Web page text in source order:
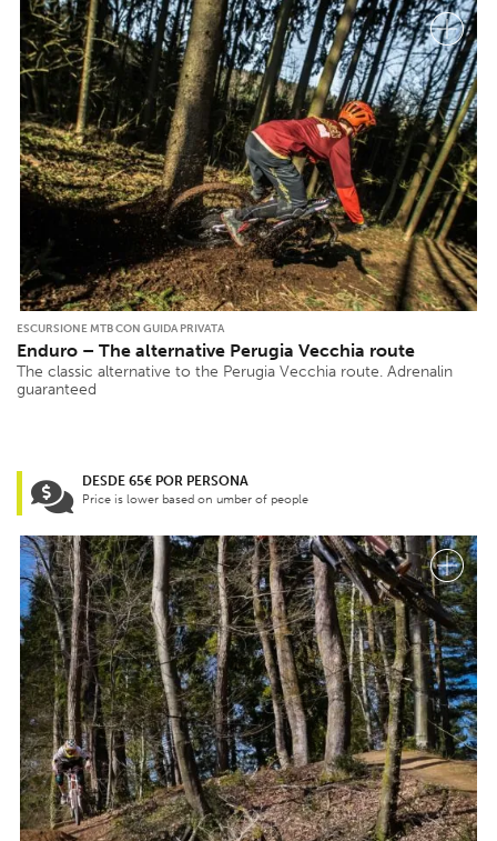
ESCURSIONE MTB CON GUIDA PRIVATA
Enduro – The alternative Perugia Vecchia route
The classic alternative to the Perugia Vecchia route. Adrenalin
guaranteed
DESDE 65€ POR PERSONA
Price is lower based on umber of people